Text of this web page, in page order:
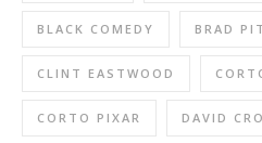
BLACK COMEDY BRAD
CLINT EASTWOOD
CORTO PIXAR DAVID